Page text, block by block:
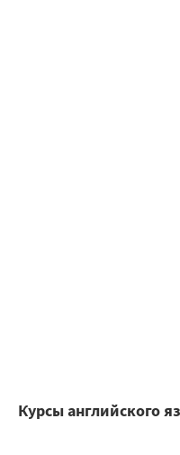
Курсы английского